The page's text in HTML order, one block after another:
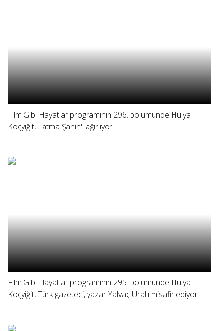
Film Gibi Hayatlar programının 296. bölümünde Hülya
Koçyiğit, Fatma Şahin'i ağırlıyor.
Film Gibi Hayatlar programının 295. bölümünde Hülya
Koçyiğit, Türk gazeteci, yazar Yalvaç Ural'ı misafir ediyor.